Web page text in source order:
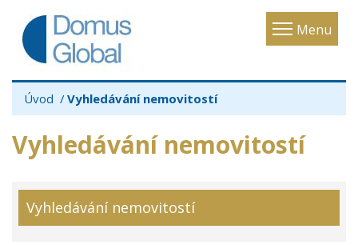
Menu
Toggle
Úvod Vyhledávání nemovitostí
Vyhledávání nemovitostí
Vyhledávání nemovitostí